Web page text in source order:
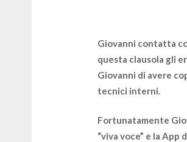
Giovanni contatta
questa clausola gli
Giovanni di avere
tecnici interni.
Fortunatamente
“viva voce” e la